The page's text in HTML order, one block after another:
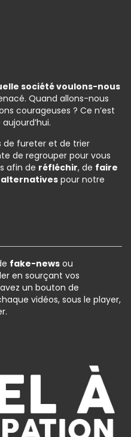
société voulons-nous
Quand allons-nous
courageuses ? Ce n’est
de fureter et de trier
de regrouper pour vous
afin de réfléchir, de faire
alternatives pour notre
fake-news ou
en sourçant vos
un bouton de
vidéos, sous le player,